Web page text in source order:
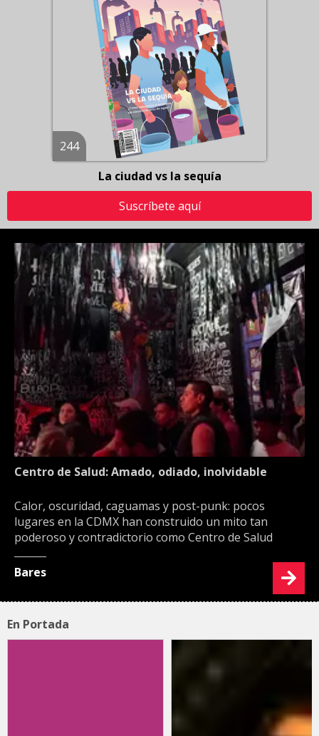
244
La ciudad vs la sequía
Suscríbete aquí
Centro de Salud: Amado, odiado, inolvidable
Calor, oscuridad, caguamas y post-punk: pocos
lugares en la CDMX han construido un mito tan
poderoso y contradictorio como Centro de Salud
Bares
En Portada